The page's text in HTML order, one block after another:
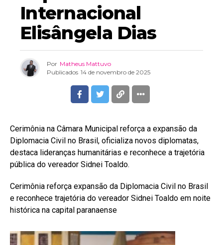
Internacional
Elisângela Dias
Por Matheus Mattuvo
Publicados 14 de novembro de 2025
Cerimônia na Câmara Municipal reforça a expansão da
Diplomacia Civil no Brasil, oficializa novos diplomatas,
destaca lideranças humanitárias e reconhece a trajetória
pública do vereador Sidnei Toaldo.
Cerimônia reforça expansão da Diplomacia Civil no Brasil
e reconhece trajetória do vereador Sidnei Toaldo em noite
histórica na capital paranaense